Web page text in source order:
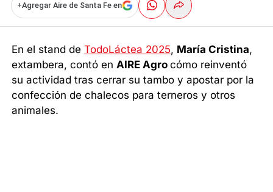
+Agregar Aire de Santa Fe en
En el stand deTodoLáctea 2025, María Cristina,
extambera, contó enAIRE Agrocómo reinventó
su actividad tras cerrar su tambo y apostar por la
confección de chalecos para terneros y otros
animales.